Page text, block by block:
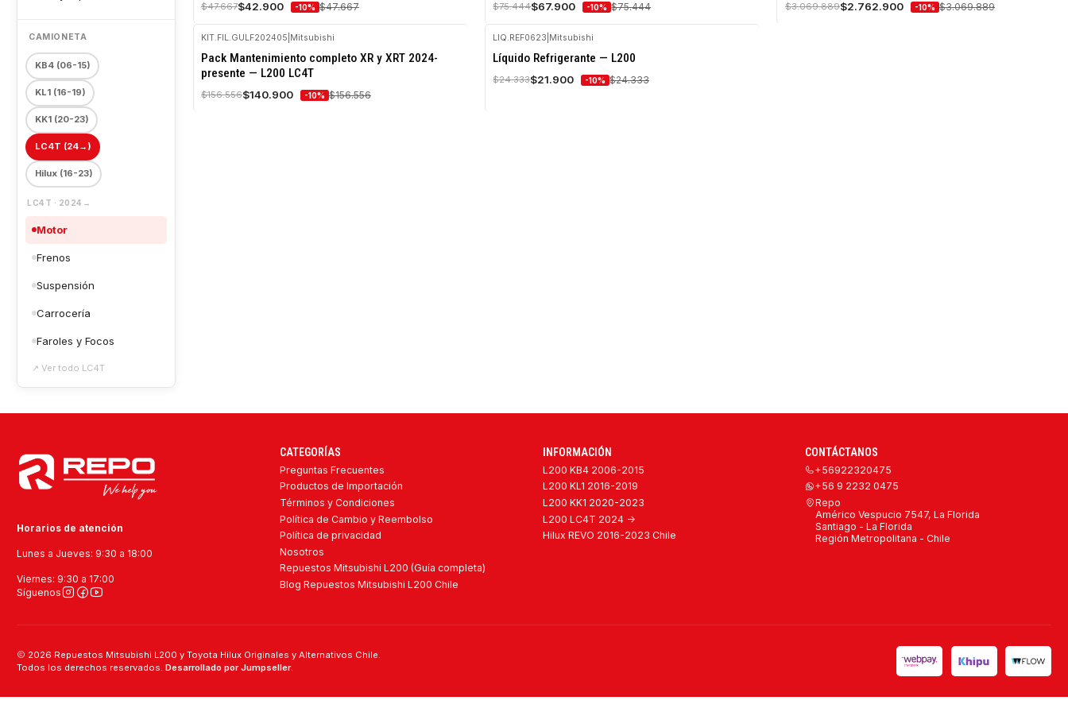
CAMIONETA
KB4(06-15)
KL1(16-19)
KK1(20-23)
LC4T (24→)
Hilux(16-23)
LC4T · 2024→
Motor
Frenos
Suspensión
Carrocería
Faroles y Focos
↗ Ver todo LC4T
$47.667$42.900 -10% $47.667 $75.444$67.900 -10% $75.444 $3.069.889$2.762.900 -10% $3.069.889
-10%
OFF
KIT.FIL.GULF202405 Mitsubishi
Pack Mantenimiento completo XR y XRT 2024-
presente — L200 LC4T
$156.556$140.900 -10% $156.556
-10%
OFF
Agotado
LIQ.REF0623 Mitsubishi
Líquido Refrigerante — L200
$24.333$21.900 -10% $24.333
Horarios de atención
Lunes a Jueves: 9:30 a 18:00
Viernes: 9:30 a 17:00
Síguenos
CATEGORÍAS
Preguntas Frecuentes
Productos de Importación
Términos y Condiciones
Política de Cambio y Reembolso
Política de privacidad
Nosotros
Repuestos Mitsubishi L200 (Guía completa)
Blog Repuestos Mitsubishi L200 Chile
INFORMACIÓN
L200 KB4 2006-2015
L200 KL1 2016-2019
L200 KK1 2020-2023
L200 LC4T 2024 ->
Hilux REVO 2016-2023 Chile
CONTÁCTANOS
+56922320475
+56 9 2232 0475
Repo
Américo Vespucio 7547, La Florida
Santiago - La Florida
Región Metropolitana - Chile
2026 Repuestos Mitsubishi L200 y Toyota Hilux Originales y Alternativos Chile.
Todos los derechos reservados. Desarrollado por Jumpseller.